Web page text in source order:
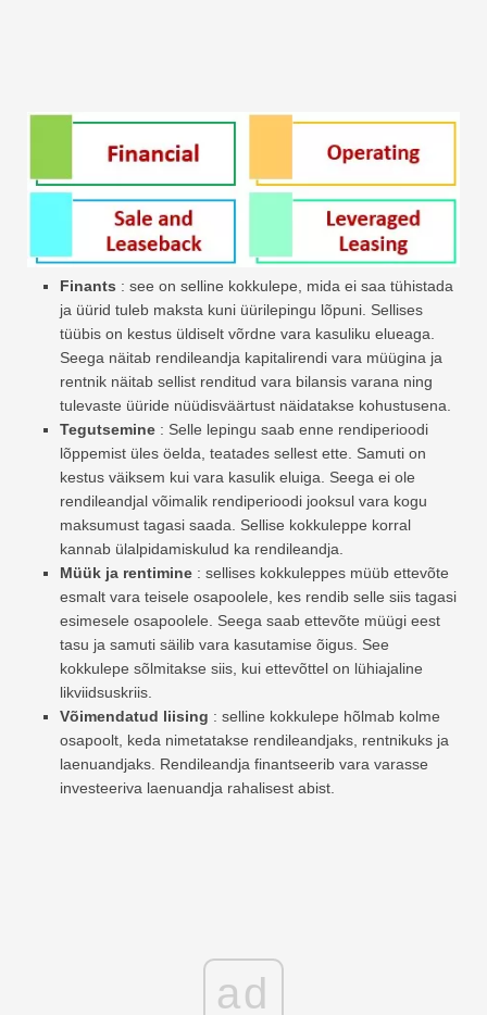
Finants : see on selline kokkulepe, mida ei saa tühistada
ja üürid tuleb maksta kuni üürilepingu lõpuni. Sellises
tüübis on kestus üldiselt võrdne vara kasuliku elueaga.
Seega näitab rendileandja kapitalirendi vara müügina ja
rentnik näitab sellist renditud vara bilansis varana ning
tulevaste üüride nüüdisväärtust näidatakse kohustusena.
Tegutsemine : Selle lepingu saab enne rendiperioodi
lõppemist üles öelda, teatades sellest ette. Samuti on
kestus väiksem kui vara kasulik eluiga. Seega ei ole
rendileandjal võimalik rendiperioodi jooksul vara kogu
maksumust tagasi saada. Sellise kokkuleppe korral
kannab ülalpidamiskulud ka rendileandja.
Müük ja rentimine : sellises kokkuleppes müüb ettevõte
esmalt vara teisele osapoolele, kes rendib selle siis tagasi
esimesele osapoolele. Seega saab ettevõte müügi eest
tasu ja samuti säilib vara kasutamise õigus. See
kokkulepe sõlmitakse siis, kui ettevõttel on lühiajaline
likviidsuskriis.
Võimendatud liising : selline kokkulepe hõlmab kolme
osapoolt, keda nimetatakse rendileandjaks, rentnikuks ja
laenuandjaks. Rendileandja finantseerib vara varasse
investeeriva laenuandja rahalisest abist.
ad